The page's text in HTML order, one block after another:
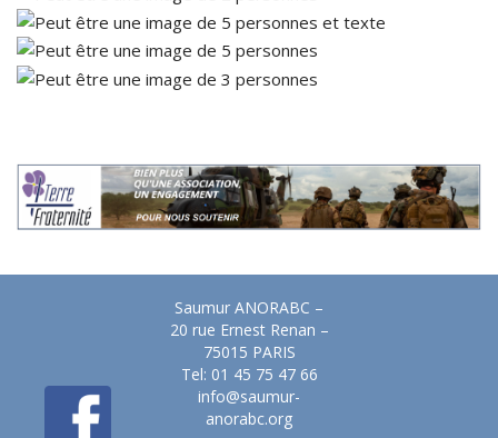
Saumur ANORABC –
20 rue Ernest Renan –
75015 PARIS
Tel: 01 45 75 47 66
info@saumur-
anorabc.org